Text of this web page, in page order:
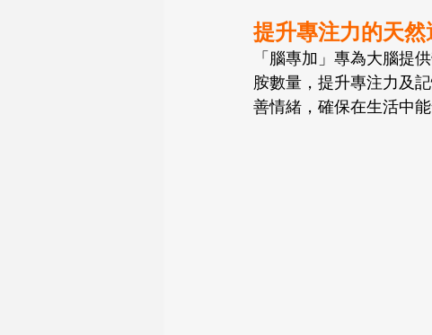
提升專注力的天然
「腦專加」專為大腦提
胺數量，提升專注力及
善情緒，確保在生活中